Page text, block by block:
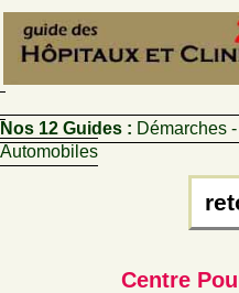
Nos 12 Guides : Démarches
Automobiles
Centre